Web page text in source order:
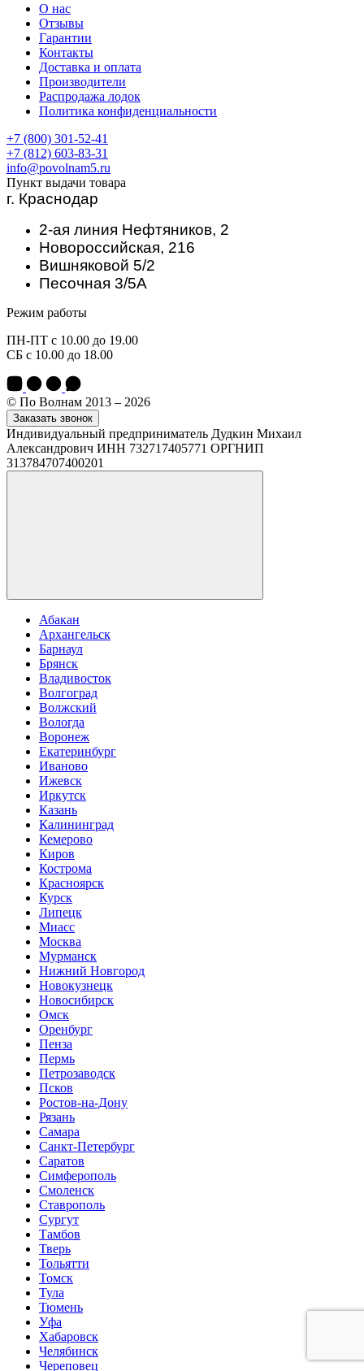
О нас
Отзывы
Гарантии
Контакты
Доставка и оплата
Производители
Распродажа лодок
Политика конфиденциальности
+7 (800) 301-52-41
+7 (812) 603-83-31
info@povolnam5.ru
Пункт выдачи товара
г. Краснодар
2-ая линия Нефтяников, 2
Новороссийская, 216
Вишняковой 5/2
Песочная 3/5А
Режим работы
ПН-ПТ с 10.00 до 19.00
СБ с 10.00 до 18.00
© По Волнам 2013 – 2026
Заказать звонок
Индивидуальный предприниматель Дудкин Михаил
Александрович ИНН 732717405771 ОРГНИП
313784707400201
Абакан
Архангельск
Барнаул
Брянск
Владивосток
Волгоград
Волжский
Вологда
Воронеж
Екатеринбург
Иваново
Ижевск
Иркутск
Казань
Калининград
Кемерово
Киров
Кострома
Красноярск
Курск
Липецк
Миасс
Москва
Мурманск
Нижний Новгород
Новокузнецк
Новосибирск
Омск
Оренбург
Пенза
Пермь
Петрозаводск
Псков
Ростов-на-Дону
Рязань
Самара
Санкт-Петербург
Саратов
Симферополь
Смоленск
Ставрополь
Сургут
Тамбов
Тверь
Тольятти
Томск
Тула
Тюмень
Уфа
Хабаровск
Челябинск
Череповец